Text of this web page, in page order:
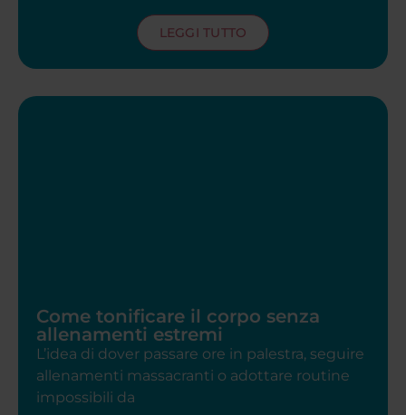
LEGGI TUTTO
Come tonificare il corpo senza
allenamenti estremi
L’idea di dover passare ore in palestra, seguire
allenamenti massacranti o adottare routine
impossibili da